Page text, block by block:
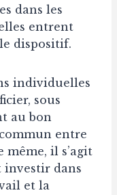
dans les
entrent
dispositif.
individuelles
sous
au bon
entre
même, il s’agit
investir dans
et la